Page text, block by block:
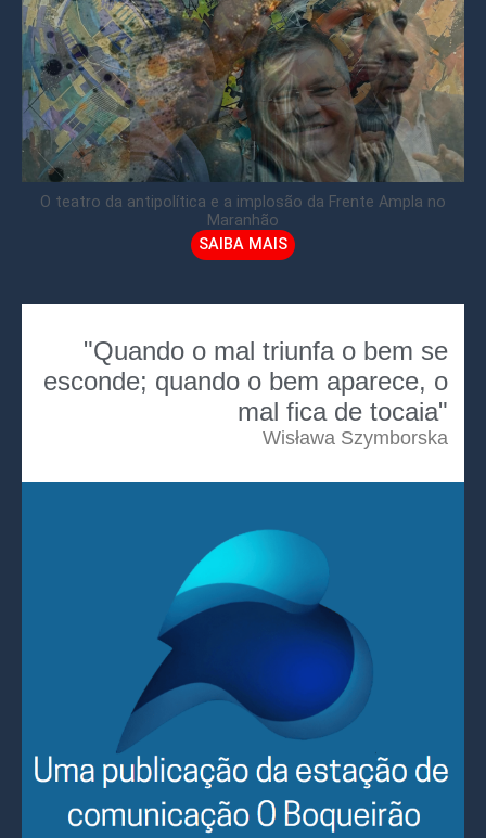
O teatro da antipolítica e a implosão da Frente Ampla no
Maranhão
SAIBA MAIS
"Quando o mal triunfa o bem se
esconde; quando o bem aparece, o
mal fica de tocaia"
Wisława Szymborska